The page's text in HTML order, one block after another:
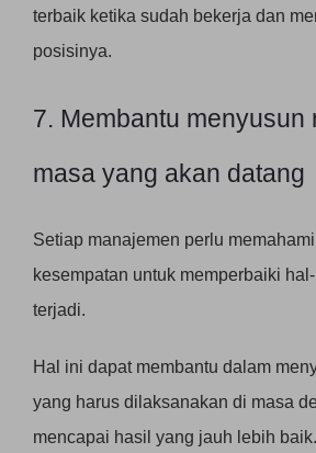
terbaik ketika sudah bekerja dan
posisinya.
7. Membantu menyusun
masa yang akan datang
Setiap manajemen perlu
kesempatan untuk memperbaiki
terjadi.
Hal ini dapat membantu dalam
yang harus dilaksanakan di masa
mencapai hasil yang jauh lebih baik.